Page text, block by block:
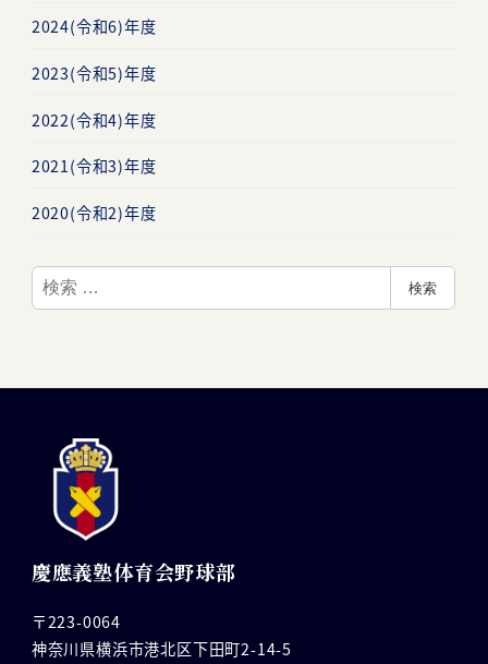
2024(令和6)年度
2023(令和5)年度
2022(令和4)年度
2021(令和3)年度
2020(令和2)年度
検
索
検索
慶應義塾体育会野球部
〒223-0064
神奈川県横浜市港北区下田町2-14-5